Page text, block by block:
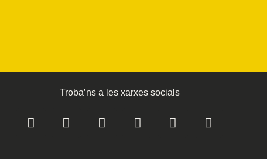
Troba’ns a les xarxes socials